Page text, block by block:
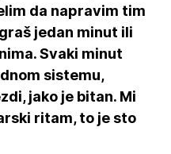
da napravim tim
jedan minut ili
Svaki minut
sistemu,
jako je bitan. Mi
ritam, to je sto